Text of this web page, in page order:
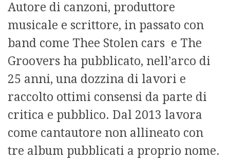
Autore di canzoni, produttore
musicale e scrittore, in passato con
band come Thee Stolen cars e The
Groovers ha pubblicato, nell’arco di
25 anni, una dozzina di lavori e
raccolto ottimi consensi da parte di
critica e pubblico. Dal 2013 lavora
come cantautore non allineato con
tre album pubblicati a proprio nome.